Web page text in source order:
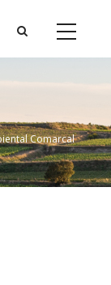
Comarcal